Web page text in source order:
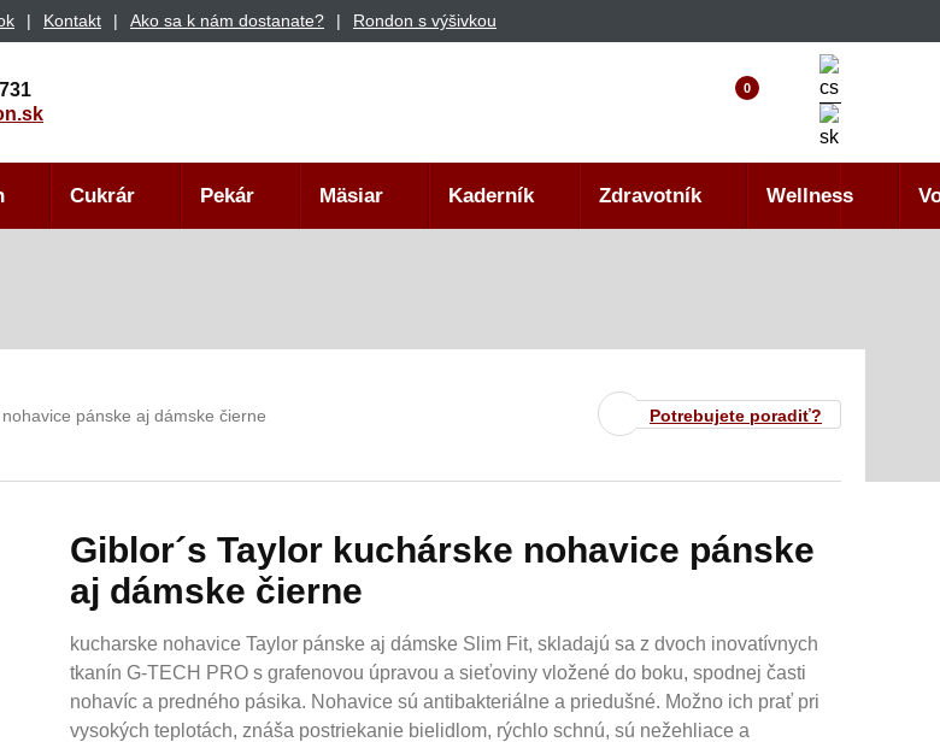
Kontakt Ako sa k nám dostanate? Rondon s výšivkou
0
Cukrár Pekár Mäsiar Kaderník Zdravotník Wellness
Potrebujete poradiť?
pánske aj dámske čierne
Giblor´s Taylor kuchárske nohavice pánske
aj dámske čierne
kucharske nohavice Taylor pánske aj dámske Slim Fit, skladajú sa z dvoch inovatívnych
tkanín G-TECH PRO s grafenovou úpravou a sieťoviny vložené do boku, spodnej časti
nohavíc a predného pásika. Nohavice sú antibakteriálne a priedušné. Možno ich prať pri
vysokých teplotách, znáša postriekanie bielidlom, rýchlo schnú, sú nežehliace a